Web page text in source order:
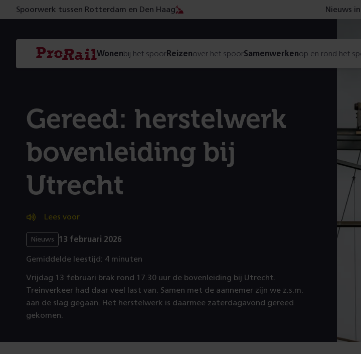
Spoorwerk tussen Rotterdam en Den Haag Nieuws
Navigatie
Homepage
ProRail
Wonenbij het spoorReizenover het spoorSamenwerkenop en rond het
Gereed: herstelwerk
bovenleiding bij
Utrecht
Lees voor
Nieuws 13 februari 2026
Gemiddelde leestijd: 4 minuten
Vrijdag 13 februari brak rond 17.30 uur de bovenleiding bij Utrecht.
Treinverkeer had daar veel last van. Samen met de aannemer zijn we z.s.m.
aan de slag gegaan. Het herstelwerk is daarmee zaterdagavond gereed
gekomen.